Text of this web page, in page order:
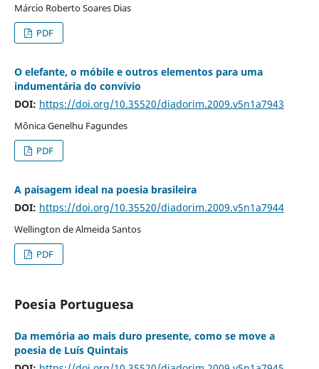
Márcio Roberto Soares Dias
PDF
O elefante, o móbile e outros elementos para uma
indumentária do convívio
DOI: https://doi.org/10.35520/diadorim.2009.v5n1a7943
Mônica Genelhu Fagundes
PDF
A paisagem ideal na poesia brasileira
DOI: https://doi.org/10.35520/diadorim.2009.v5n1a7944
Wellington de Almeida Santos
PDF
Poesia Portuguesa
Da memória ao mais duro presente, como se move a
poesia de Luís Quintais